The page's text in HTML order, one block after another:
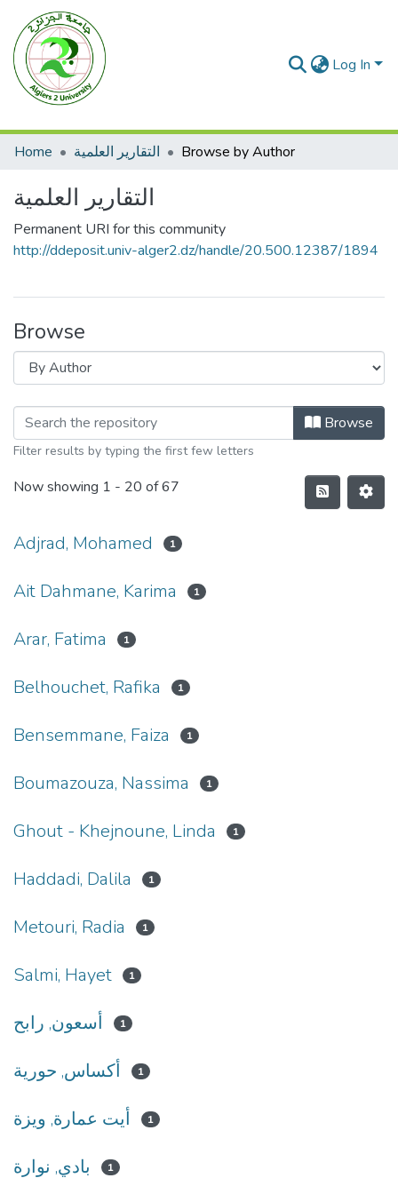
Log In
Home التقارير العلمية Browse by Author
التقارير العلمية
Permanent URI for this community
http://ddeposit.univ-alger2.dz/handle/20.500.12387/1894
Browse
Browse
Filter results by typing the first few letters
Now showing 1 - 20 of 67
Adjrad, Mohamed 1
Ait Dahmane, Karima 1
Arar, Fatima 1
Belhouchet, Rafika 1
Bensemmane, Faiza 1
Boumazouza, Nassima 1
Ghout - Khejnoune, Linda 1
Haddadi, Dalila 1
Metouri, Radia 1
Salmi, Hayet 1
أسعون, رابح 1
أكساس, حورية 1
أيت عمارة, ويزة 1
بادي, نوارة 1